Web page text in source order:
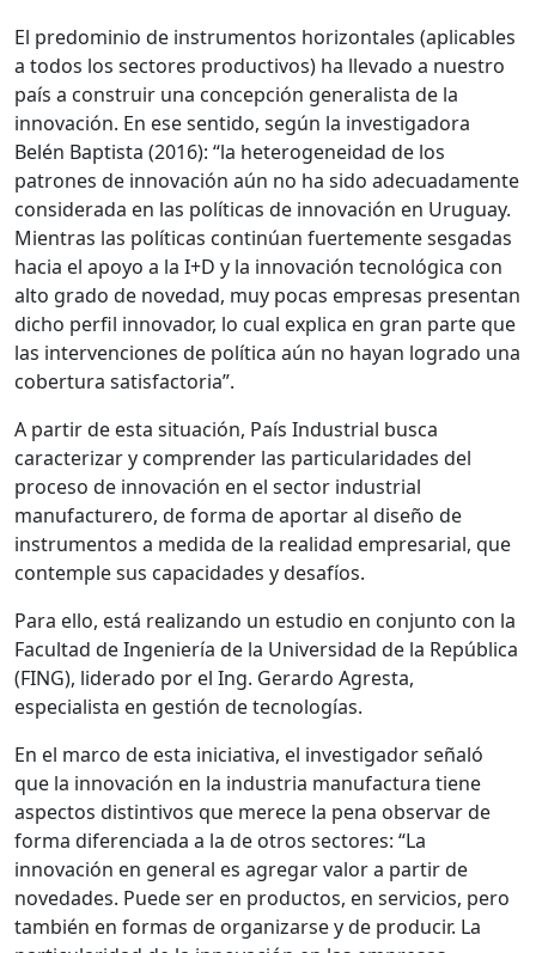
El predominio de instrumentos horizontales (aplicables
a todos los sectores productivos) ha llevado a nuestro
país a construir una concepción generalista de la
innovación. En ese sentido, según la investigadora
Belén Baptista (2016): “la heterogeneidad de los
patrones de innovación aún no ha sido adecuadamente
considerada en las políticas de innovación en Uruguay.
Mientras las políticas continúan fuertemente sesgadas
hacia el apoyo a la I+D y la innovación tecnológica con
alto grado de novedad, muy pocas empresas presentan
dicho perfil innovador, lo cual explica en gran parte que
las intervenciones de política aún no hayan logrado una
cobertura satisfactoria”.
A partir de esta situación, País Industrial busca
caracterizar y comprender las particularidades del
proceso de innovación en el sector industrial
manufacturero, de forma de aportar al diseño de
instrumentos a medida de la realidad empresarial, que
contemple sus capacidades y desafíos.
Para ello, está realizando un estudio en conjunto con la
Facultad de Ingeniería de la Universidad de la República
(FING), liderado por el Ing. Gerardo Agresta,
especialista en gestión de tecnologías.
En el marco de esta iniciativa, el investigador señaló
que la innovación en la industria manufactura tiene
aspectos distintivos que merece la pena observar de
forma diferenciada a la de otros sectores: “La
innovación en general es agregar valor a partir de
novedades. Puede ser en productos, en servicios, pero
también en formas de organizarse y de producir. La